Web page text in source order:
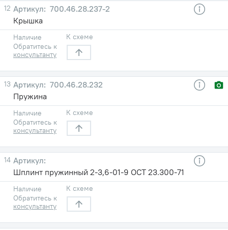
12
700.46.28.237-2
Крышка
Наличие
Обратитесь к
консультанту
К схеме
13
700.46.28.232
Пружина
Наличие
Обратитесь к
консультанту
К схеме
14
Шплинт пружинный 2-3,6-01-9 ОСТ 23.300-71
Наличие
Обратитесь к
консультанту
К схеме